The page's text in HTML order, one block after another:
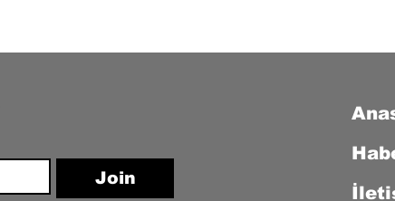
Join